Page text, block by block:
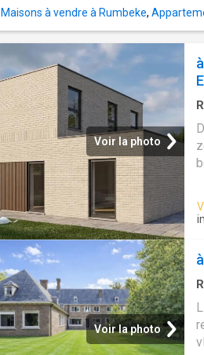
Maisons à vendre à Rumbeke,
Voir la photo
Voir la photo